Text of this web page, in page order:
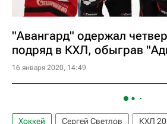
"Авангард" одержал
подряд в КХЛ, обыграв
16 января 2020, 14:49
Хоккей Сергей Светлов
КХЛ